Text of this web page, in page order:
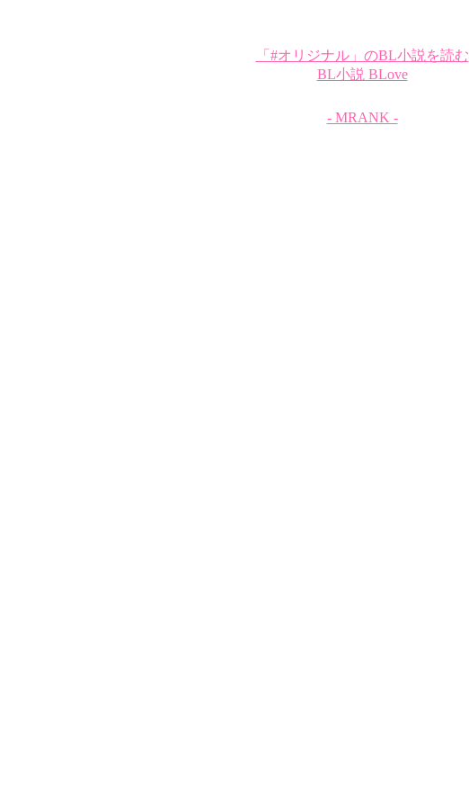
「#オリジナル」のBL小説を読む
BL小説 BLove
- MRANK -